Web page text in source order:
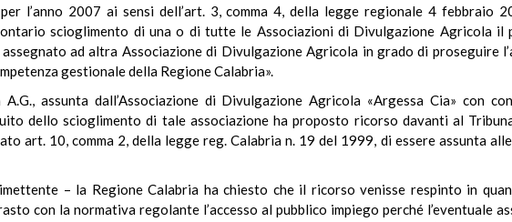
l’anno 2007 ai sensi dell’art. 3, comma 4, della legge regionale 4 febbraio
scioglimento di una o di tutte le Associazioni di Divulgazione Agricola il
ad altra Associazione di Divulgazione Agricola in grado di proseguire
gestionale della Regione Calabria».
assunta dall’Associazione di Divulgazione Agricola «Argessa Cia» con
dello scioglimento di tale associazione ha proposto ricorso davanti al
art. 10, comma 2, della legge reg. Calabria n. 19 del 1999, di essere assunta
– la Regione Calabria ha chiesto che il ricorso venisse respinto in
con la normativa regolante l’accesso al pubblico impiego perché l’eventuale